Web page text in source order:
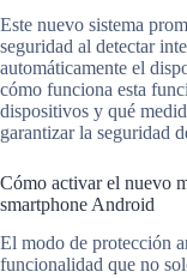
Este nuevo sistema
seguridad al detectar
automáticamente el
cómo funciona esta
dispositivos y qué
garantizar la seguridad
Cómo activar el nuevo
smartphone Android
El modo de protección
funcionalidad que no